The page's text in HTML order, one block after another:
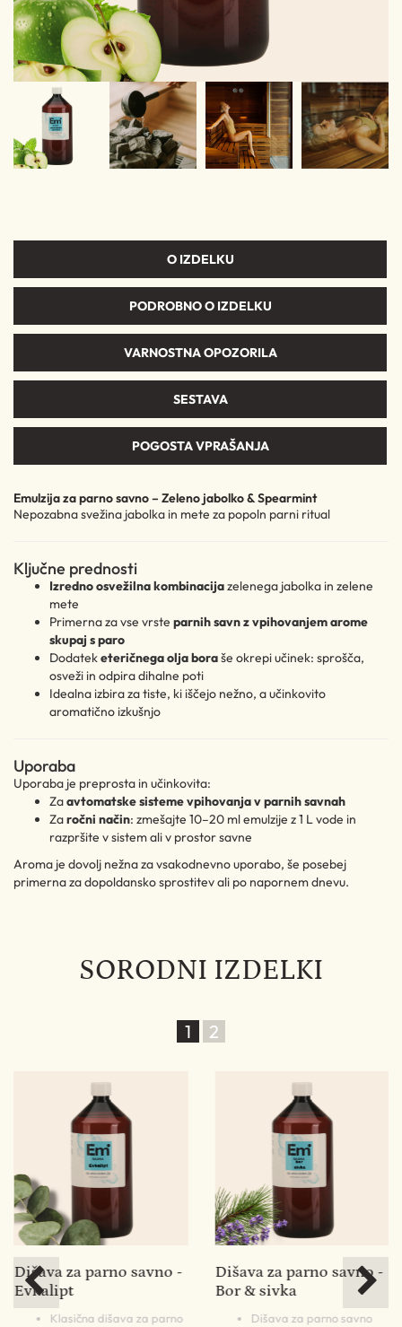
O IZDELKU
PODROBNO O IZDELKU
VARNOSTNA OPOZORILA
SESTAVA
POGOSTA VPRAŠANJA
Emulzija za parno savno – Zeleno jabolko & Spearmint
Nepozabna svežina jabolka in mete za popoln parni ritual
Ključne prednosti
Izredno osvežilna kombinacijazelenega jabolka in zelene
mete
Primerna za vse vrste parnih savn z vpihovanjem arome
skupaj s paro
Dodateketeričnega olja boraše okrepi učinek: sprošča,
osveži in odpira dihalne poti
Idealna izbira za tiste, ki iščejo nežno, a učinkovito
aromatično izkušnjo
Uporaba
Uporaba je preprosta in učinkovita:
Zaavtomatske sisteme vpihovanja v parnih savnah
Zaročni način: zmešajte 10–20 ml emulzije z 1 L vode in
razpršite v sistem ali v prostor savne
Aroma je dovolj nežna za vsakodnevno uporabo, še posebej
primerna za dopoldansko sprostitev ali po napornem dnevu.
SORODNI IZDELKI
1 2
Dišava za parno savno -
Evkalipt
Klasična dišava za parno
Dišava za parno savno -
Bor & sivka
Dišava za parno savno